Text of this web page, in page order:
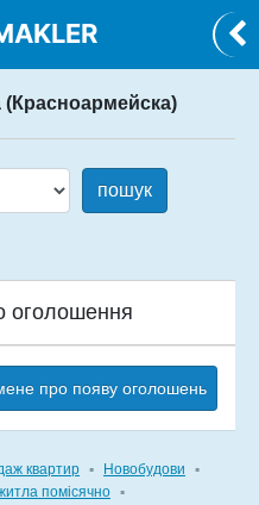
пошук
оголошення
про появу оголошень
квартир ▪ Новобудови
▪
помісячно ▪